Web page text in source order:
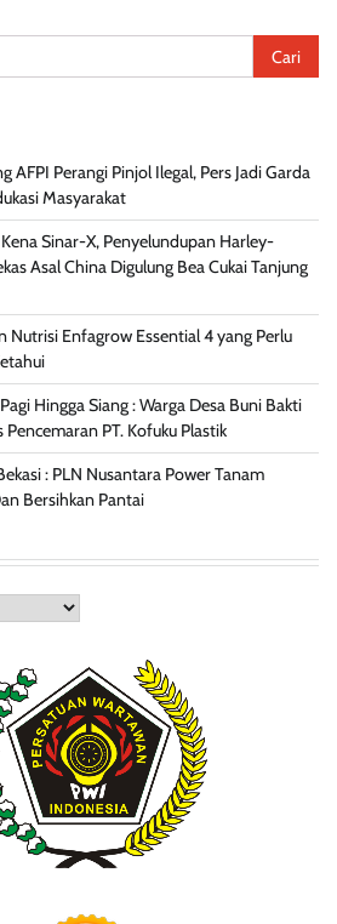
AFPI Perangi Pinjol Ilegal, Pers Jadi Garda
Masyarakat
Sinar-X, Penyelundupan Harley-
Asal China Digulung Bea Cukai Tanjung
Nutrisi Enfagrow Essential 4 yang Perlu
Hingga Siang : Warga Desa Buni Bakti
Pencemaran PT. Kofuku Plastik
: PLN Nusantara Power Tanam
Bersihkan Pantai